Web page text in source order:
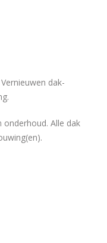
dak-
onderhoud. Alle dak